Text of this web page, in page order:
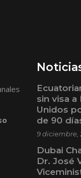
sin visa a
Unidos
de 90
9 diciembre,
Dubai
Dr. José